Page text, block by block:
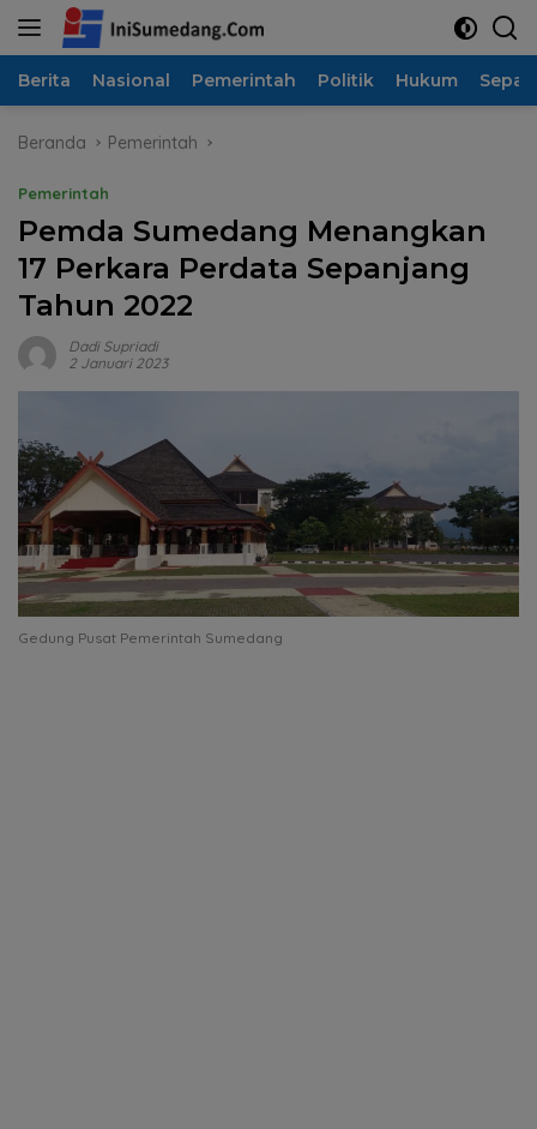
Langsung
Berita Nasional Pemerintah Politik Hukum
Beranda Pemerintah
Pemerintah
Pemda Sumedang Menangkan
17 Perkara Perdata Sepanjang
Tahun 2022
Dadi Supriadi
2 Januari 2023
Gedung Pusat Pemerintah Sumedang